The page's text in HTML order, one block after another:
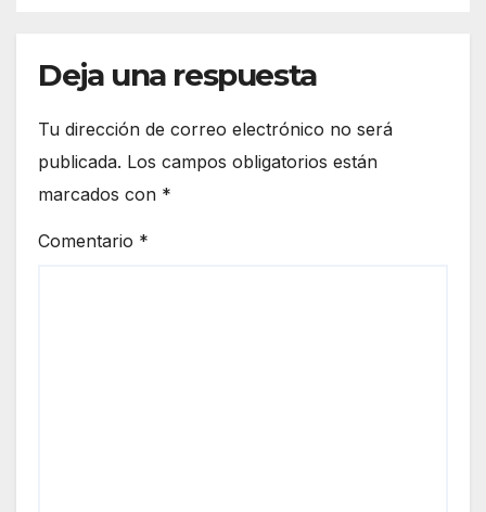
Deja una respuesta
Tu dirección de correo electrónico no será
publicada. Los campos obligatorios están
marcados con *
Comentario *